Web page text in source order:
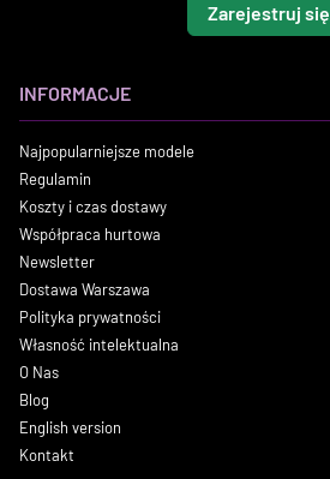
Zarejestruj się
INFORMACJE
Najpopularniejsze modele
Regulamin
Koszty i czas dostawy
Współpraca hurtowa
Newsletter
Dostawa Warszawa
Polityka prywatności
Własność intelektualna
O Nas
Blog
English version
Kontakt